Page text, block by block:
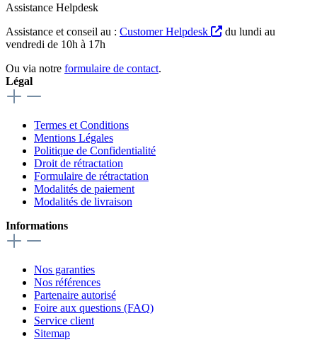
Assistance Helpdesk
Assistance et conseil au : Customer Helpdesk
du lundi au
vendredi de 10h à 17h
Ou via notre formulaire de contact.
Légal
Termes et Conditions
Mentions Légales
Politique de Confidentialité
Droit de rétractation
Formulaire de rétractation
Modalités de paiement
Modalités de livraison
Informations
Nos garanties
Nos références
Partenaire autorisé
Foire aux questions (FAQ)
Service client
Sitemap